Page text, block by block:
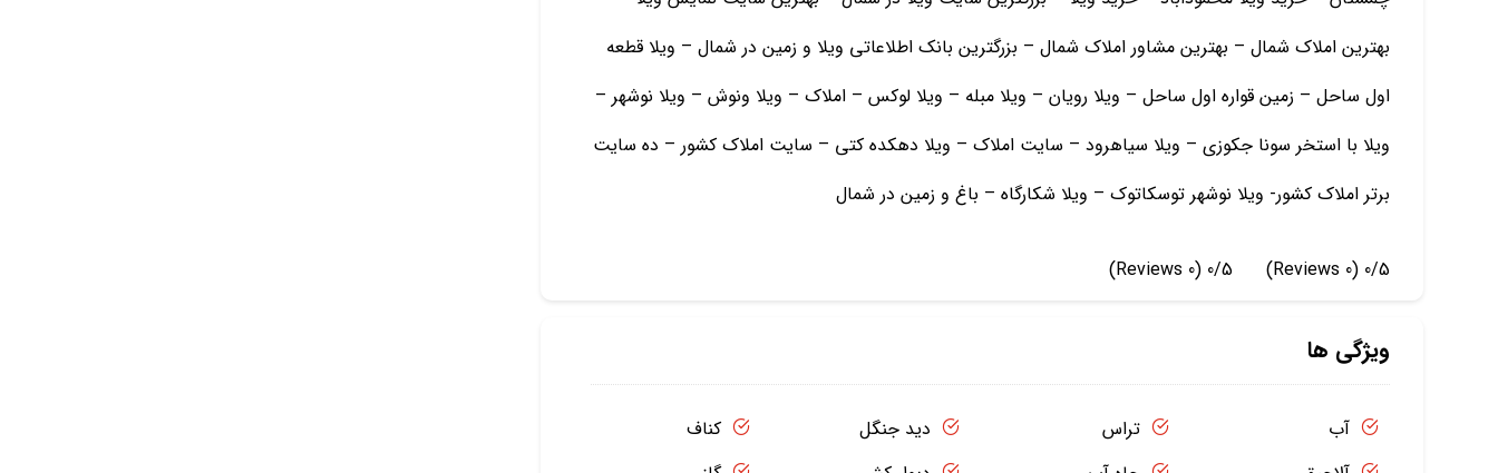
بهترین املاک شمال – بهترین مشاور املاک شمال – بزرگترین بانک اطلاعاتی ویلا و زمین در شمال – ویلا قطعه
اول ساحل – زمین قواره اول ساحل – ویلا رویان – ویلا مبله – ویلا لوکس – املاک – ویلا ونوش – ویلا نوشهر –
ویلا با استخر سونا جکوزی – ویلا سیاهرود – سایت املاک – ویلا دهکده کتی – سایت املاک کشور – ده سایت
برتر املاک کشور- ویلا نوشهر توسکاتوک – ویلا شکارگاه – باغ و زمين در شمال
0/5
(0 Reviews)
0/5
(0 Reviews)
ویژگی ها
آب
تراس
دید جنگل
کناف